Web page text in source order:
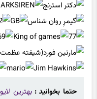
طبق امتیاز راتن تومیتوز